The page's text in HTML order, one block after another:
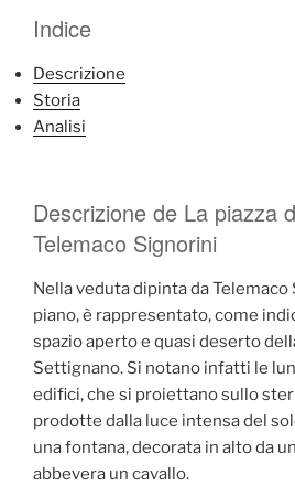
Indice
Descrizione
Storia
Analisi
Descrizione de La piazza
Telemaco Signorini
Nella veduta dipinta da
piano, è rappresentato, come
spazio aperto e quasi deserto
Settignano. Si notano infatti le
edifici, che si proiettano sullo
prodotte dalla luce intensa del
una fontana, decorata in alto da
abbevera un cavallo.